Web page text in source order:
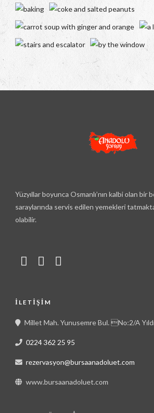
Yüzyıllar boyunca Osmanlı’nın kalbi olan bir
saraylarında servis edilen yemekleri
olabilir.
İLETIŞIM
Millet Mah. Yunusemre Bul. No:2/A
0224 362 25 95
rezervasyon@bursaanadoluet.com
www.bursaanadoluet.com